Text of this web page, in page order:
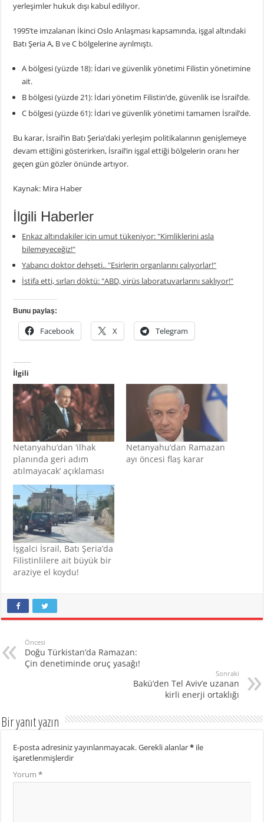
yerleşimler hukuk dışı kabul ediliyor.
1995’te imzalanan İkinci Oslo Anlaşması kapsamında, işgal altındaki
Batı Şeria A, B ve C bölgelerine ayrılmıştı.
A bölgesi (yüzde 18): İdari ve güvenlik yönetimi Filistin yönetimine
ait.
B bölgesi (yüzde 21): İdari yönetim Filistin’de, güvenlik ise İsrail’de.
C bölgesi (yüzde 61): İdari ve güvenlik yönetimi tamamen İsrail’de.
Bu karar, İsrail’in Batı Şeria’daki yerleşim politikalarının genişlemeye
devam ettiğini gösterirken, İsrail’in işgal ettiği bölgelerin oranı her
geçen gün gözler önünde artıyor.
Kaynak: Mira Haber
İlgili Haberler
Enkaz altındakiler için umut tükeniyor: "Kimliklerini asla
bilemeyeceğiz!"
Yabancı doktor dehşeti.. "Esirlerin organlarını çalıyorlar!"
İstifa etti, sırları döktü: "ABD, virüs laboratuvarlarını saklıyor!"
Bunu paylaş:
Facebook X Telegram
İlgili
Netanyahu’dan ‘ilhak
planında geri adım
atılmayacak’ açıklaması
Netanyahu’dan Ramazan
ayı öncesi flaş karar
İşgalci İsrail, Batı Şeria’da
Filistinlilere ait büyük bir
araziye el koydu!
Öncesi
Doğu Türkistan’da Ramazan:
Çin denetiminde oruç yasağı!
Sonraki
Bakü’den Tel Aviv’e uzanan
kirli enerji ortaklığı
Bir yanıt yazın
E-posta adresiniz yayınlanmayacak.Gerekli alanlar* ile
işaretlenmişlerdir
Yorum*